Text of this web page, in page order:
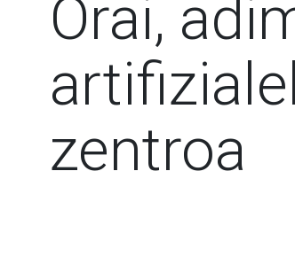
Orai,
zentroa